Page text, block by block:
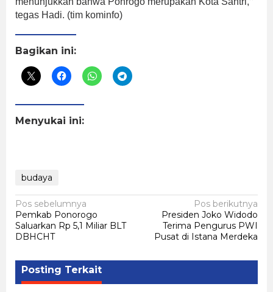
tegas Hadi. (tim kominfo)
Bagikan ini:
Menyukai ini:
budaya
Navigasi
pos
Pos sebelumnya
Pemkab Ponorogo
Saluarkan Rp 5,1 Miliar BLT
DBHCHT
Pos berikutnya
Presiden Joko Widodo
Terima Pengurus PWI
Pusat di Istana Merdeka
Posting Terkait